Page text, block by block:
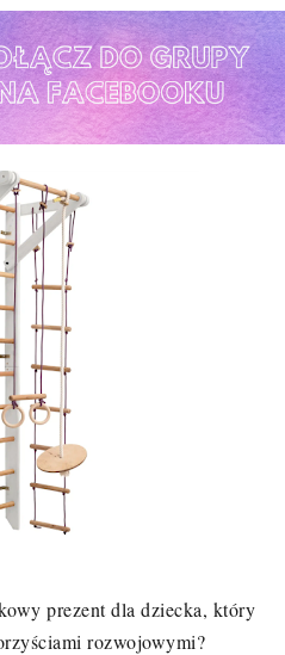
prezent dla dziecka, który
rozwojowymi?